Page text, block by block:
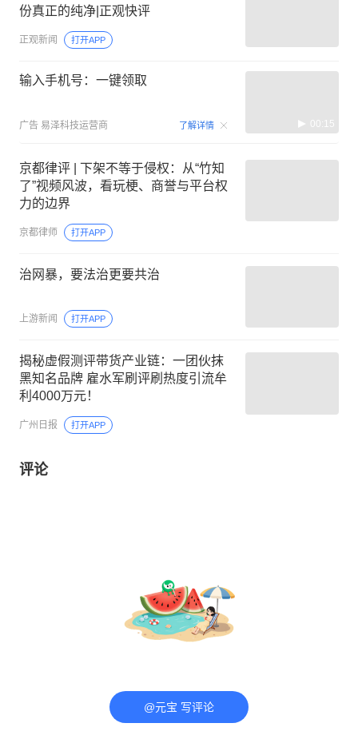
份真正的纯净|正观快评
正观新闻 打开APP
输入手机号：一键领取
广告 易泽科技运营商 了解详情 00:15
京都律评 | 下架不等于侵权：从“竹知
了”视频风波，看玩梗、商誉与平台权
力的边界
京都律师 打开APP
治网暴，要法治更要共治
上游新闻 打开APP
揭秘虚假测评带货产业链：一团伙抹
黑知名品牌 雇水军刷评刷热度引流牟
利4000万元！
广州日报 打开APP
评论
@元宝 写评论